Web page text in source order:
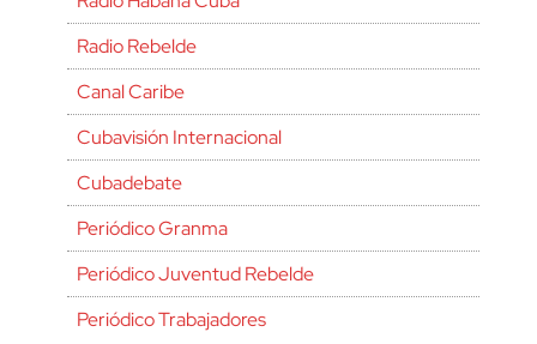
Radio Rebelde
Canal Caribe
Cubavisión Internacional
Cubadebate
Periódico Granma
Periódico Juventud Rebelde
Periódico Trabajadores